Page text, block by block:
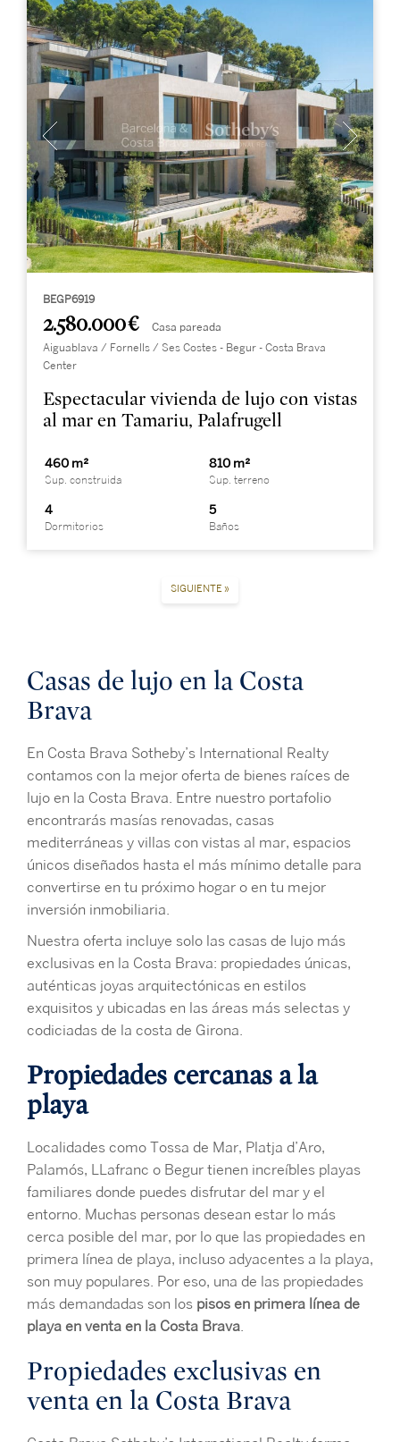
BEGP6919
2.580.000 € Casa pareada
Aiguablava / Fornells / Ses Costes - Begur - Costa Brava
Center
Espectacular vivienda de lujo con vistas
al mar en Tamariu, Palafrugell
460 m²
Sup. construida
810 m²
Sup. terreno
4
Dormitorios
5
Baños
SIGUIENTE »
Casas de lujo en la Costa
Brava
En Costa Brava Sotheby’s International Realty
contamos con la mejor oferta de bienes raíces de
lujo en la Costa Brava. Entre nuestro portafolio
encontrarás masías renovadas, casas
mediterráneas y villas con vistas al mar, espacios
únicos diseñados hasta el más mínimo detalle para
convertirse en tu próximo hogar o en tu mejor
inversión inmobiliaria.
Nuestra oferta incluye solo las casas de lujo más
exclusivas en la Costa Brava: propiedades únicas,
auténticas joyas arquitectónicas en estilos
exquisitos y ubicadas en las áreas más selectas y
codiciadas de la costa de Girona.
Propiedades cercanas a la
playa
Localidades como Tossa de Mar, Platja d’Aro,
Palamós, LLafranc o Begur tienen increíbles playas
familiares donde puedes disfrutar del mar y el
entorno. Muchas personas desean estar lo más
cerca posible del mar, por lo que las propiedades en
primera línea de playa, incluso adyacentes a la playa,
son muy populares. Por eso, una de las propiedades
más demandadas son los pisos en primera línea de
playa en venta en la Costa Brava.
Propiedades exclusivas en
venta en la Costa Brava